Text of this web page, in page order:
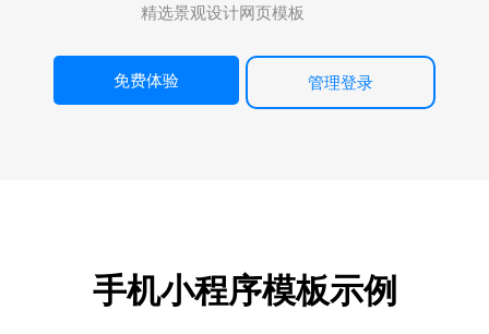
精选景观设计网页模板
免费体验 管理登录
手机小程序模板示例